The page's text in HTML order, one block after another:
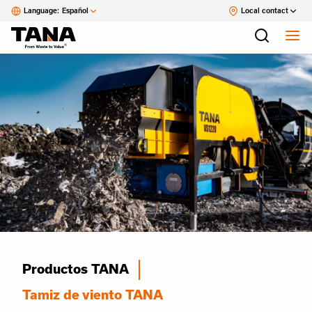
Language: Español Local contact
Productos TANA
Tamiz de viento TANA